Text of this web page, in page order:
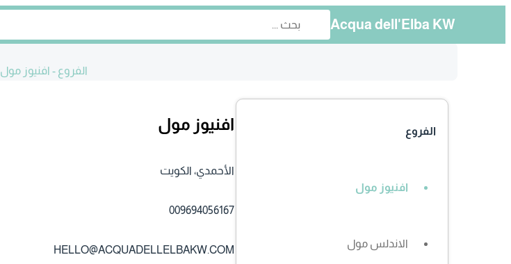
Acqua dell'Elba KW
الفروع - افنيوز مول
الفروع
افنيوز مول
الاندلس مول
افنيوز مول
الأحمدي، الكويت‎
009694056167
HELLO@ACQUADELLELBAKW.COM